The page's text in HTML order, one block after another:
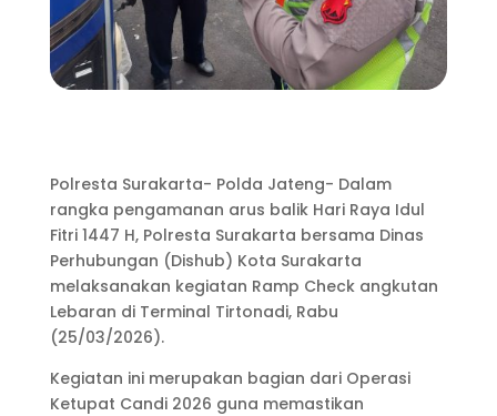
Polresta Surakarta- Polda Jateng- Dalam
rangka pengamanan arus balik Hari Raya Idul
Fitri 1447 H, Polresta Surakarta bersama Dinas
Perhubungan (Dishub) Kota Surakarta
melaksanakan kegiatan Ramp Check angkutan
Lebaran di Terminal Tirtonadi, Rabu
(25/03/2026).
Kegiatan ini merupakan bagian dari Operasi
Ketupat Candi 2026 guna memastikan